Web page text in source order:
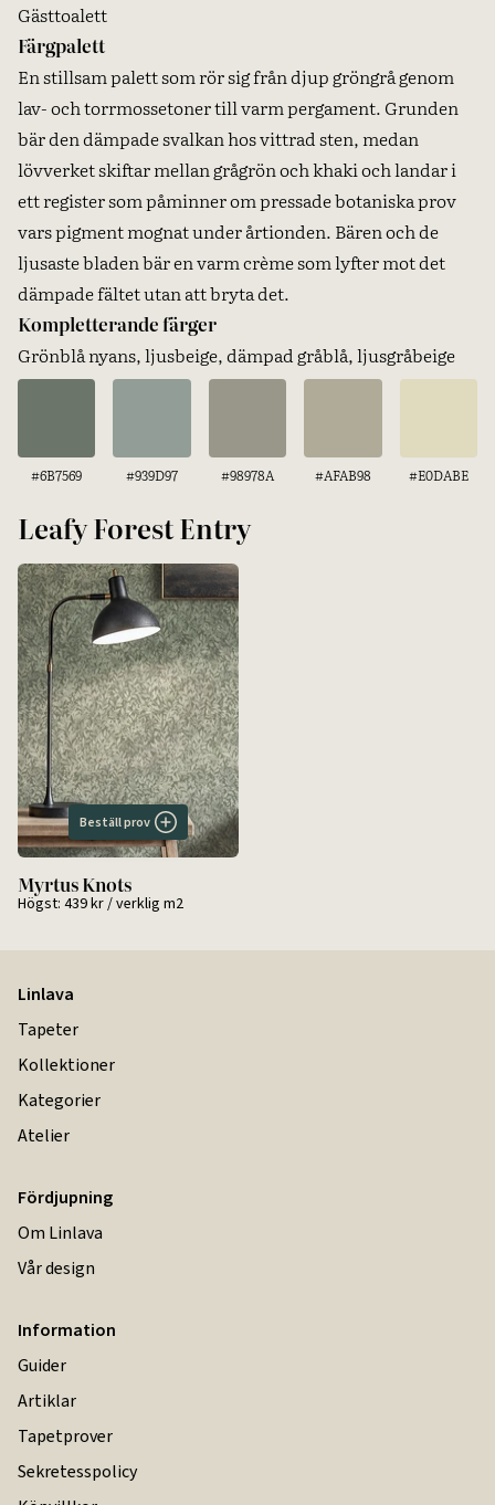
Gästtoalett
Färgpalett
En stillsam palett som rör sig från djup gröngrå genom
lav- och torrmossetoner till varm pergament. Grunden
bär den dämpade svalkan hos vittrad sten, medan
lövverket skiftar mellan grågrön och khaki och landar i
ett register som påminner om pressade botaniska prov
vars pigment mognat under årtionden. Bären och de
ljusaste bladen bär en varm crème som lyfter mot det
dämpade fältet utan att bryta det.
Kompletterande färger
Grönblå nyans, ljusbeige, dämpad gråblå, ljusgråbeige
#6B7569 #939D97 #98978A #AFAB98 #E0DABE
Leafy Forest Entry
Beställ prov
Myrtus Knots
Högst: 439 kr/ verklig m2
Linlava
Tapeter
Kollektioner
Kategorier
Atelier
Fördjupning
Om Linlava
Vår design
Information
Guider
Artiklar
Tapetprover
Sekretesspolicy